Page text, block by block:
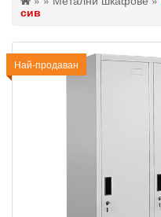
сив
Най-продаван